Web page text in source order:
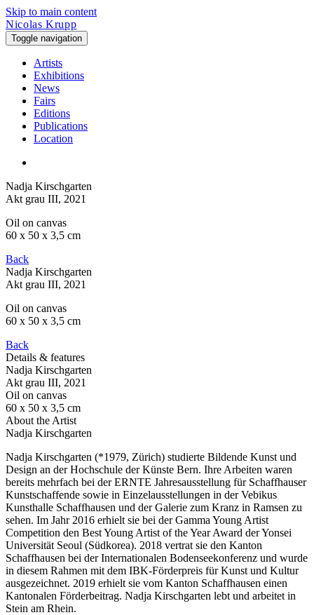
Skip to main content
Nicolas Krupp
Toggle navigation
Artists
Exhibitions
News
Fairs
Editions
Publications
Location
Nadja Kirschgarten
Akt grau III, 2021
Oil on canvas
60 x 50 x 3,5 cm
Back
Nadja Kirschgarten
Akt grau III, 2021
Oil on canvas
60 x 50 x 3,5 cm
Back
Details & features
Nadja Kirschgarten
Akt grau III, 2021
Oil on canvas
60 x 50 x 3,5 cm
About the Artist
Nadja Kirschgarten
Nadja Kirschgarten (*1979, Zürich) studierte Bildende Kunst und
Design an der Hochschule der Künste Bern. Ihre Arbeiten waren
bereits mehrfach bei der ERNTE Jahresausstellung für Schaffhauser
Kunstschaffende sowie in Einzelausstellungen in der Vebikus
Kunsthalle Schaffhausen und der Galerie zum Kranz in Ramsen zu
sehen. Im Jahr 2016 erhielt sie bei der Gamma Young Artist
Competition den Best Young Artist of the Year Award der Yonsei
Universität Seoul (Südkorea). 2018 vertrat sie den Kanton
Schaffhausen bei der Internationalen Bodenseekonferenz und wurde
in diesem Rahmen mit dem IBK-Förderpreis für Kunst und Kultur
ausgezeichnet. 2019 erhielt sie vom Kanton Schaffhausen einen
Kantonalen Förderbeitrag. Nadja Kirschgarten lebt und arbeitet in
Stein am Rhein.